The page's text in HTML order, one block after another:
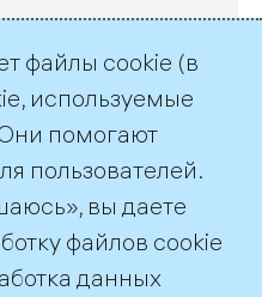
соответствие
обработки
«ТГК-1»
файлы cookie (в
используемые
помогают
пользователей.
вы даете
файлов cookie
данных